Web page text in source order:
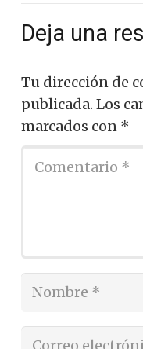
Deja una
Tu dirección de
publicada. Los
marcados con *